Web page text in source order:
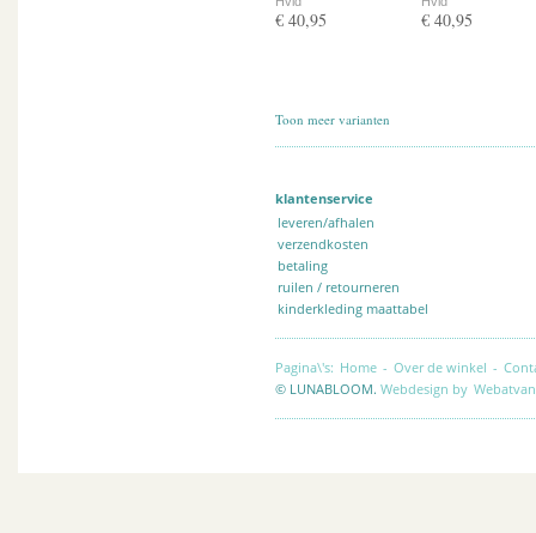
€ 40,95 € 40,95
Toon meer varianten
klantenservice
leveren/afhalen
verzendkosten
betaling
ruilen / retourneren
kinderkleding maattabel
Pagina\'s: Home - Over de winkel -
© LUNABLOOM. Webdesign by